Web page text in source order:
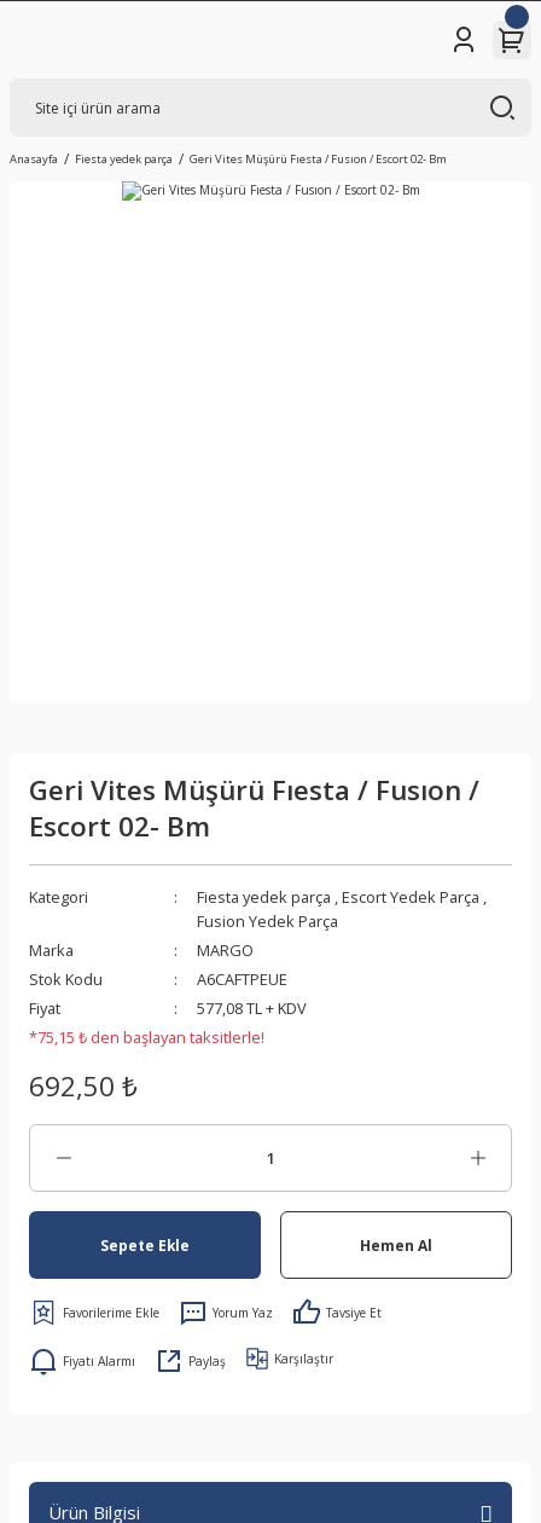
Anasayfa Fiesta yedek parça Geri Vites Müşürü Fıesta / Fusıon / Escort 02- Bm
Geri Vites Müşürü Fıesta / Fusıon /
Escort 02- Bm
Kategori Fiesta yedek parça ,Escort Yedek Parça ,
Fusion Yedek Parça
Marka
MARGO
Stok Kodu
A6CAFTPEUE
Fiyat
577,08 TL + KDV
*75,15 ₺ den başlayan taksitlerle!
692,50 ₺
Sepete Ekle Hemen Al
Yorum Yaz Tavsiye Et
Fiyatı Alarmı Paylaş Karşılaştır
Ürün Bilgisi